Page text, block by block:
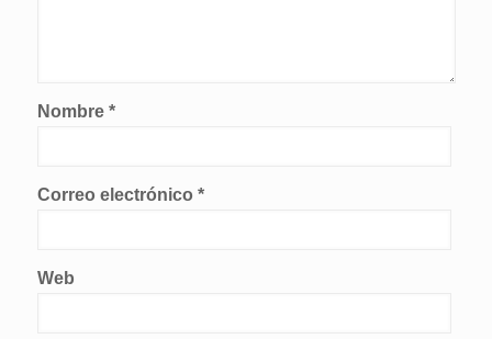
Nombre *
Correo electrónico *
Web